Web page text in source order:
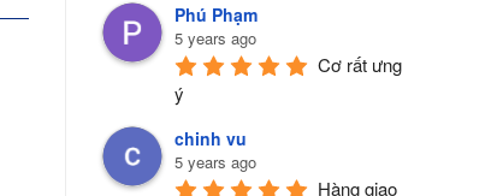
Phú Phạm
5 years ago
Cơ rất ưng
ý
chinh vu
5 years ago
Hàng giao